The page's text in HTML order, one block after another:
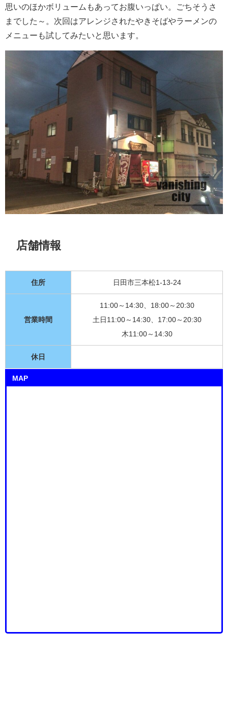
思いのほかボリュームもあってお腹いっぱい。ごちそうさ
までした～。次回はアレンジされたやきそばやラーメンの
メニューも試してみたいと思います。
店舗情報
住所 日田市三本松1-13-24
営業時間
11:00～14:30、18:00～20:30
土日11:00～14:30、17:00～20:30
木11:00～14:30
休日
MAP